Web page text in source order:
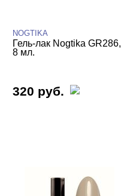
NOGTIKA
Гель-лак Nogtika GR286,
8 мл.
320 руб.